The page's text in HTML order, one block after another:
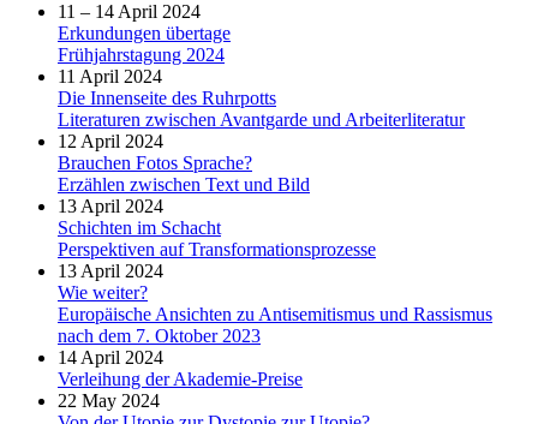
11 – 14 April 2024
Erkundungen übertage
Frühjahrstagung 2024
11 April 2024
Die Innenseite des Ruhrpotts
Literaturen zwischen Avantgarde und Arbeiterliteratur
12 April 2024
Brauchen Fotos Sprache?
Erzählen zwischen Text und Bild
13 April 2024
Schichten im Schacht
Perspektiven auf Transformationsprozesse
13 April 2024
Wie weiter?
Europäische Ansichten zu Antisemitismus und Rassismus
nach dem 7. Oktober 2023
14 April 2024
Verleihung der Akademie-Preise
22 May 2024